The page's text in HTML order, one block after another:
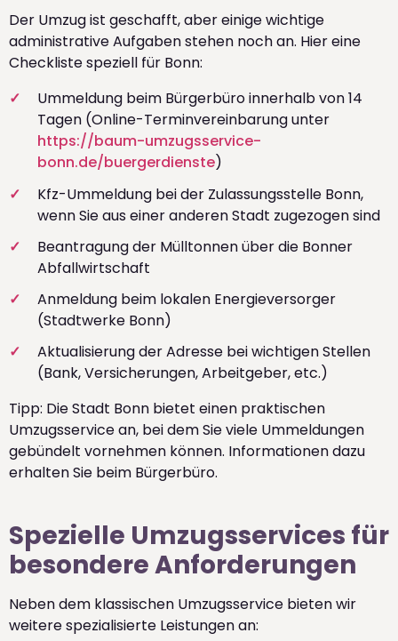
Der Umzug ist geschafft, aber einige wichtige
administrative Aufgaben stehen noch an. Hier eine
Checkliste speziell für Bonn:
Ummeldung beim Bürgerbüro innerhalb von 14
Tagen (Online-Terminvereinbarung unter
https://baum-umzugsservice-
bonn.de/buergerdienste)
Kfz-Ummeldung bei der Zulassungsstelle Bonn,
wenn Sie aus einer anderen Stadt zugezogen sind
Beantragung der Mülltonnen über die Bonner
Abfallwirtschaft
Anmeldung beim lokalen Energieversorger
(Stadtwerke Bonn)
Aktualisierung der Adresse bei wichtigen Stellen
(Bank, Versicherungen, Arbeitgeber, etc.)
Tipp: Die Stadt Bonn bietet einen praktischen
Umzugsservice an, bei dem Sie viele Ummeldungen
gebündelt vornehmen können. Informationen dazu
erhalten Sie beim Bürgerbüro.
Spezielle Umzugsservices für
besondere Anforderungen
Neben dem klassischen Umzugsservice bieten wir
weitere spezialisierte Leistungen an: